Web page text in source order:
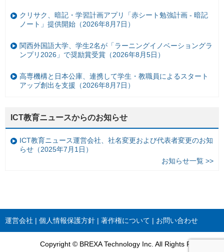
クリサク、暗記・学習計画アプリ「赤シート勉強計画 - 暗記
ノート」提供開始（2026年8月7日）
関西外国語大学、学生2名が「ラーニングイノベーショングラ
ンプリ2026」で奨励賞受賞（2026年8月5日）
高専機構と日本公庫、連携して学生・教職員によるスタート
アップ創出を支援（2026年8月7日）
ICT教育ニュースからのお知らせ
ICT教育ニュース運営会社、社名変更および代表者変更のお知
らせ（2025年7月1日）
お知らせ一覧 >>
運営会社 個人情報保護方針 著作権について お問い合わせ
Copyright © BREXA Technology Inc. All Rights Reserved.